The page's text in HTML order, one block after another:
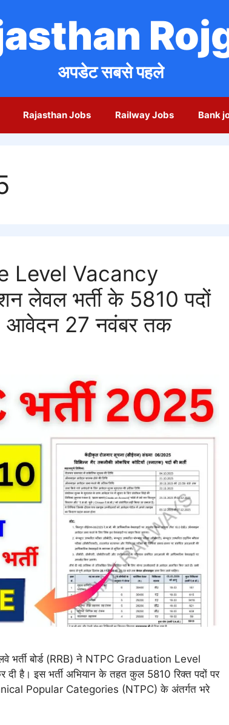
अपडेट सबसे पहले
Rajasthan Jobs Railway Jobs Bank
Level Vacancy
लेवल भर्ती के 5810 पदों
आवेदन 27 नवंबर तक
बोर्ड (RRB) ने NTPC Graduation Level
है। इस भर्ती अभियान के तहत कुल 5810 रिक्त पदों पर
Popular Categories (NTPC) के अंतर्गत भरे